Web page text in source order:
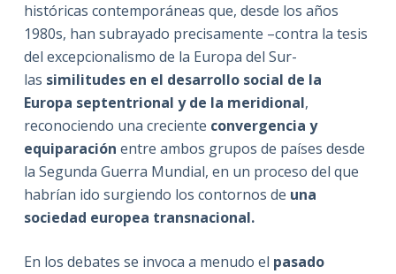
históricas contemporáneas que, desde los años
1980s, han subrayado precisamente –contra la tesis
del excepcionalismo de la Europa del Sur-
las similitudes en el desarrollo social de la
Europa septentrional y de la meridional,
reconociendo una creciente convergencia y
equiparación entre ambos grupos de países desde
la Segunda Guerra Mundial, en un proceso del que
habrían ido surgiendo los contornos de una
sociedad europea transnacional.
En los debates se invoca a menudo el pasado